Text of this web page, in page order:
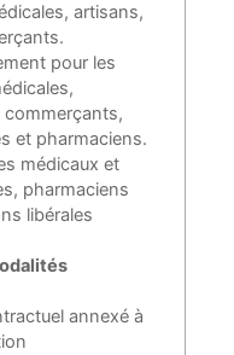
artisans,
pour les
commerçants,
et pharmaciens.
médicaux et
pharmaciens
libérales
annexé à